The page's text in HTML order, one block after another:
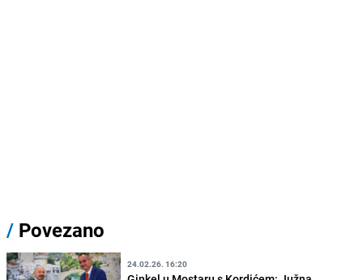
/ Povezano
24.02.26. 16:20